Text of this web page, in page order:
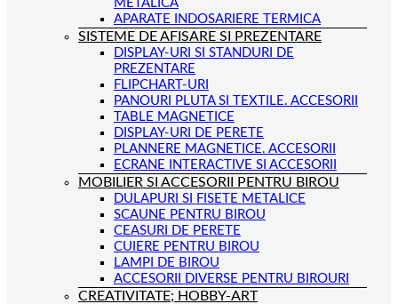
METALICA
APARATE INDOSARIERE TERMICA
SISTEME DE AFISARE SI PREZENTARE
DISPLAY-URI SI STANDURI DE
PREZENTARE
FLIPCHART-URI
PANOURI PLUTA SI TEXTILE. ACCESORII
TABLE MAGNETICE
DISPLAY-URI DE PERETE
PLANNERE MAGNETICE. ACCESORII
ECRANE INTERACTIVE SI ACCESORII
MOBILIER SI ACCESORII PENTRU BIROU
DULAPURI SI FISETE METALICE
SCAUNE PENTRU BIROU
CEASURI DE PERETE
CUIERE PENTRU BIROU
LAMPI DE BIROU
ACCESORII DIVERSE PENTRU BIROURI
CREATIVITATE; HOBBY-ART